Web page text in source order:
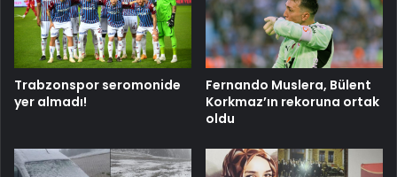
Trabzonspor seromonide
yer almadı!
Fernando Muslera, Bülent
Korkmaz’ın rekoruna ortak
oldu